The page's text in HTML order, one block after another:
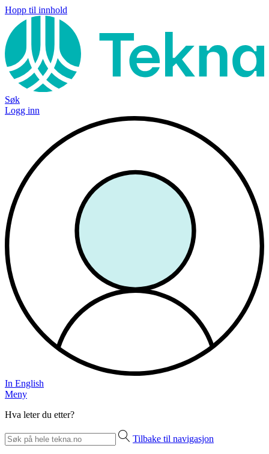
Hopp til innhold
Søk
Logg inn
In English
Meny
Hva leter du etter?
Tilbake til navigasjon